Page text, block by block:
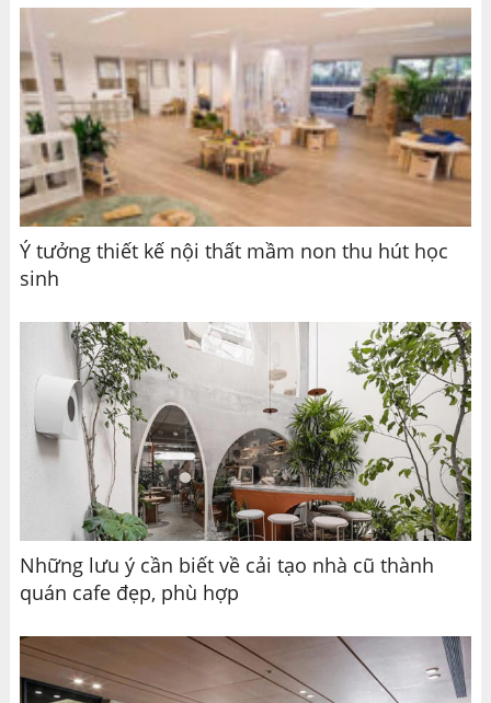
Ý tưởng thiết kế nội thất mầm non thu hút học
sinh
Những lưu ý cần biết về cải tạo nhà cũ thành
quán cafe đẹp, phù hợp